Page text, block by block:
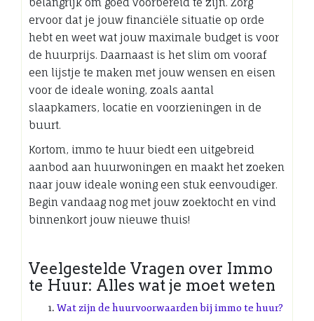
ervoor dat je jouw financiële situatie op orde
hebt en weet wat jouw maximale budget is voor
de huurprijs. Daarnaast is het slim om vooraf
een lijstje te maken met jouw wensen en eisen
voor de ideale woning, zoals aantal
slaapkamers, locatie en voorzieningen in de
buurt.
Kortom, immo te huur biedt een uitgebreid
aanbod aan huurwoningen en maakt het zoeken
naar jouw ideale woning een stuk eenvoudiger.
Begin vandaag nog met jouw zoektocht en vind
binnenkort jouw nieuwe thuis!
Veelgestelde Vragen over Immo
te Huur: Alles wat je moet weten
Wat zijn de huurvoorwaarden bij immo te huur?